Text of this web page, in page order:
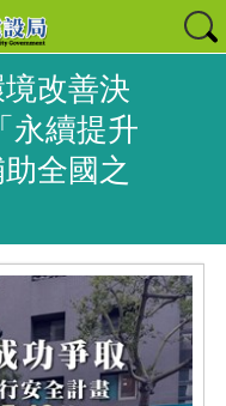
改善決
永續提升
全國之